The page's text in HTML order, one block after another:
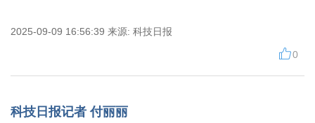
2025-09-09 16:56:39 来源: 科技日报
0
科技日报记者 付丽丽